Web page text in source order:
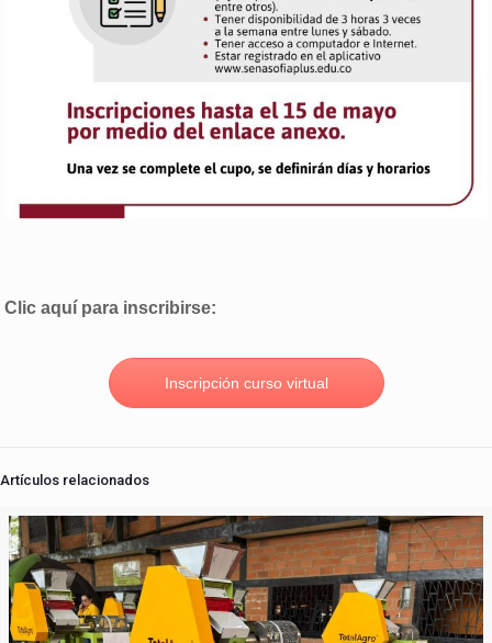
Clic aquí para inscribirse:
Inscripción curso virtual
Artículos relacionados